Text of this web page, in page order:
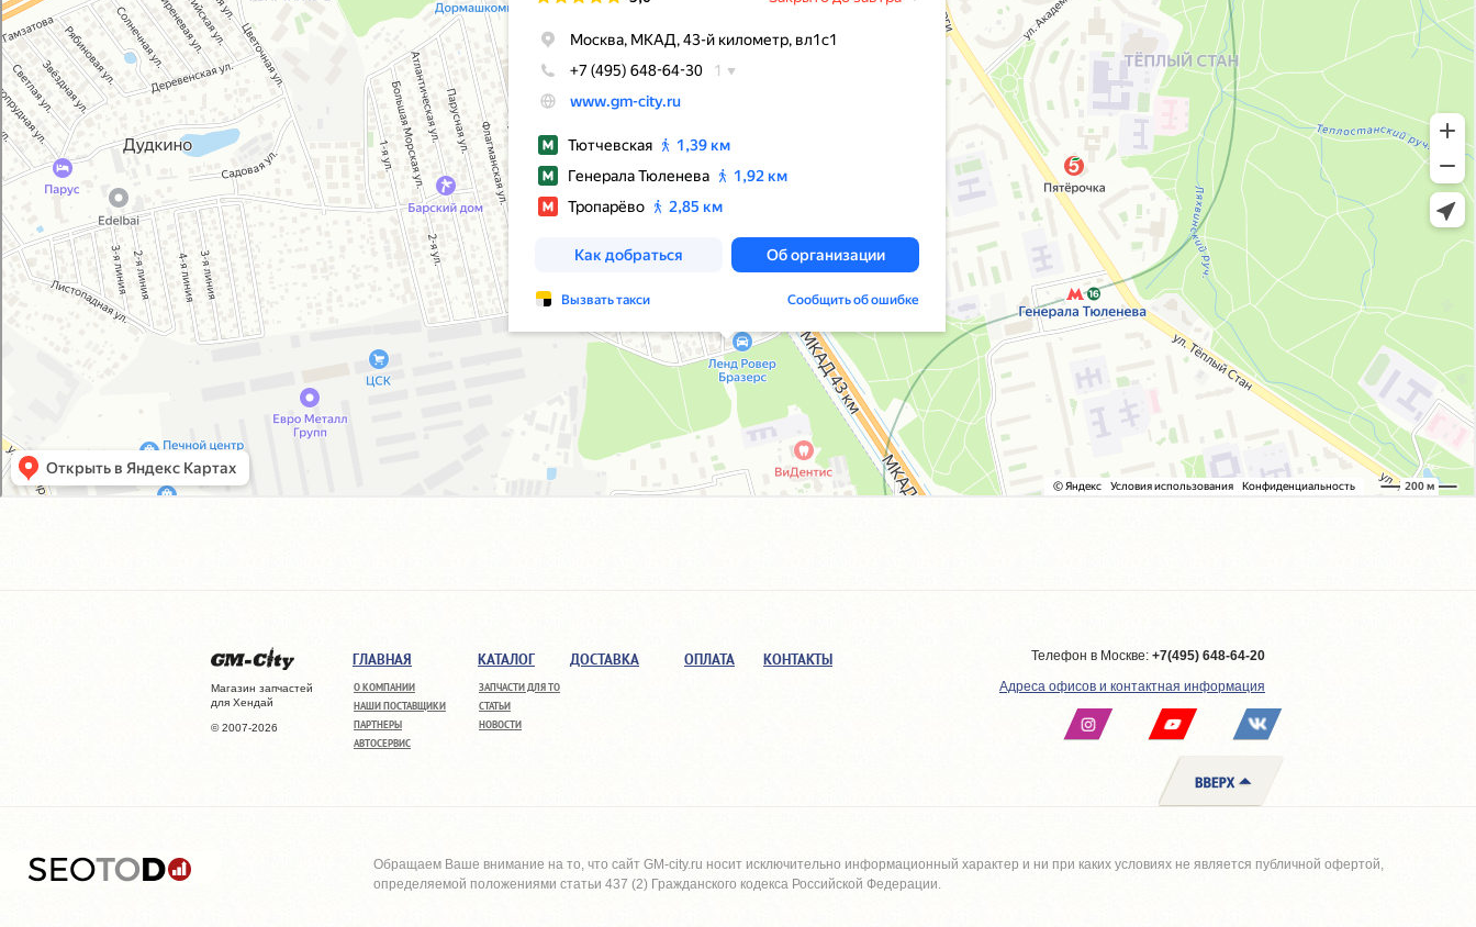
Магазин запчастей
для Хендай
© 2007-2026
ГЛАВНАЯ
О КОМПАНИИ
НАШИ ПОСТАВЩИКИ
ПАРТНЕРЫ
АВТОСЕРВИС
КАТАЛОГ
ЗАПЧАСТИ ДЛЯ ТО
СТАТЬИ
НОВОСТИ
ДОСТАВКА ОПЛАТА КОНТАКТЫ Телефон в Москве: +7(495) 648-64-20
Адреса офисов и контактная информация
Обращаем Ваше внимание на то, что сайт GM-city.ru носит исключительно информационный характер и ни при каких условиях не является публичной офертой,
определяемой положениями статьи 437 (2) Гражданского кодекса Российской Федерации.